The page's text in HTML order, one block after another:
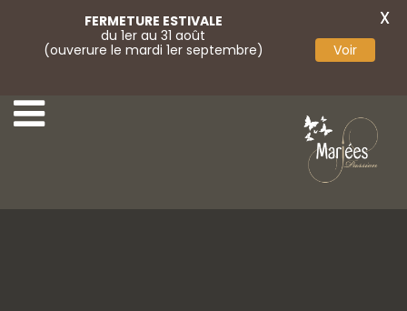
FERMETURE ESTIVALE
du 1er au 31 août
(ouverure le mardi 1er septembre)
Voir
X